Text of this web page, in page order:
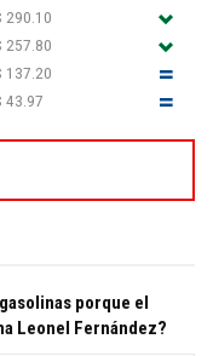
290.10
257.80
137.20
43.97
porque el
Leonel Fernández?